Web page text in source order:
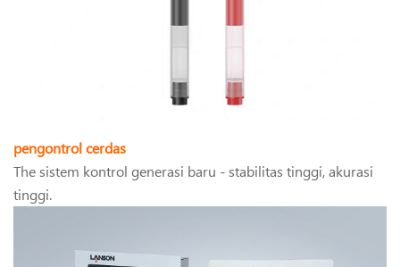
pengontrol cerdas
The sistem kontrol generasi baru - stabilitas tinggi, akurasi
tinggi.